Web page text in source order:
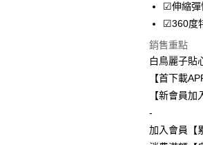
Google Pay
全盈+PAY
運送方式
全家付款取貨
免運費
☑伸縮彈
☑360度
銷售重點
白鳥麗子貼
【首下載
【新會員
-
加入會員【